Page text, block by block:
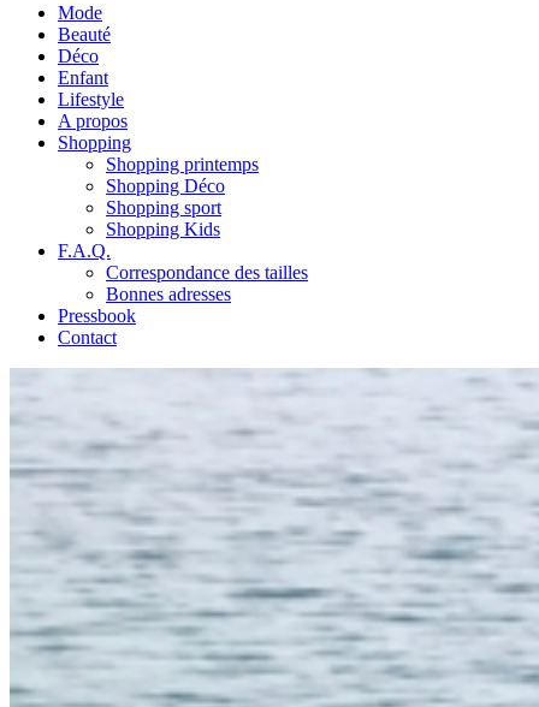
Mode
Beauté
Déco
Enfant
Lifestyle
A propos
Shopping
Shopping printemps
Shopping Déco
Shopping sport
Shopping Kids
F.A.Q.
Correspondance des tailles
Bonnes adresses
Pressbook
Contact